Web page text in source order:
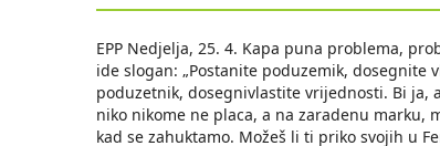
EPP Nedjelja, 25. 4. Kapa puna problema,
ide slogan: „Postanite poduzemik, dosegnite
poduzetnik, dosegnivlastite vrijednosti. Bi ja,
niko nikome ne placa, a na zaradenu marku,
kad se zahuktamo. Možeš li ti priko svojih u